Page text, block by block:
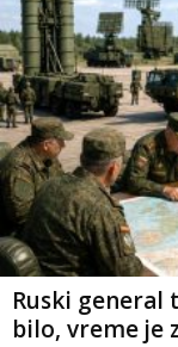
Ruski general
bilo, vreme je